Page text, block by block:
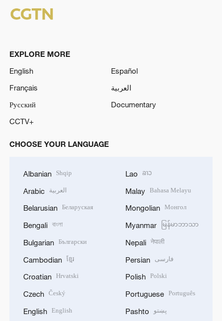
EXPLORE MORE
English
Español
Français
العربية
Русский
Documentary
CCTV+
CHOOSE YOUR LANGUAGE
Albanian Shqip
Arabic العربية
Belarusian Беларуская
Bengali বাংলা
Bulgarian Български
Cambodian ខ្មែរ
Croatian Hrvatski
Czech Český
English English
Lao ລາວ
Malay Bahasa Melayu
Mongolian Монгол
Myanmar မြန်မာဘာသာ
Nepali नेपाली
Persian فارسی
Polish Polski
Portuguese Português
Pashto پښتو